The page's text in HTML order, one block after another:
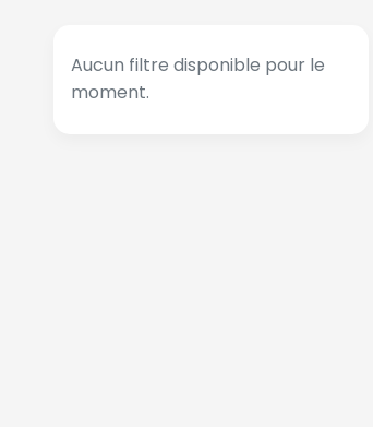
Aucun filtre disponible pour le
moment.